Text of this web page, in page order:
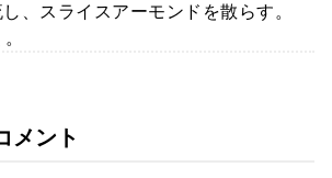
、スライスアーモンドを散らす。
メント